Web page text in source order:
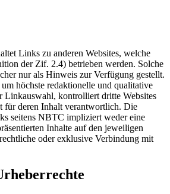
Links zu anderen Websites, welche
der Zif. 2.4) betrieben werden. Solche
nur als Hinweis zur Verfügung gestellt.
höchste redaktionelle und qualitative
Linkauswahl, kontrolliert dritte Websites
für deren Inhalt verantwortlich. Die
seitens NBTC impliziert weder eine
Inhalte auf den jeweiligen
oder exklusive Verbindung mit